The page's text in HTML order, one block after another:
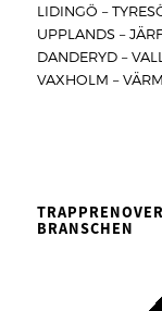
LIDINGÖ –
UPPLANDS –
DANDERYD –
VAXHOLM –
BRANSCHEN